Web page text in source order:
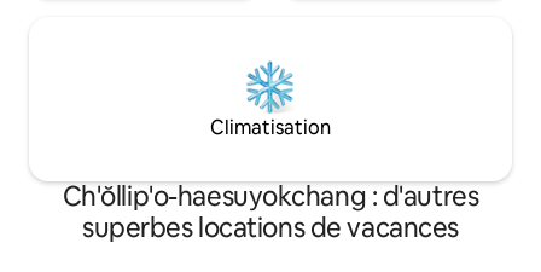
Climatisation
Ch'ŏllip'o-haesuyokchang : d'autres
superbes locations de vacances